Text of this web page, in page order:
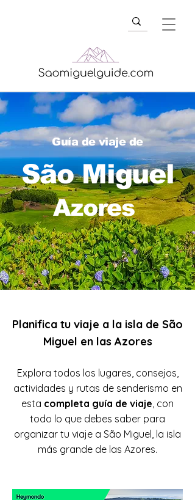
Guía de viaje de
São Miguel
Azores
Planifica tu viaje a la isla de São
Miguel en las Azores
Explora todos los lugares, consejos,
actividades y rutas de senderismo en
esta completa guía de viaje, con
todo lo que debes saber para
organizar tu viaje a São Miguel, la isla
más grande de las Azores.